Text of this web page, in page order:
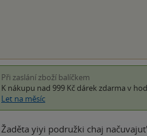
Při zaslání zboží balíčkem
K nákupu nad 999 Kč dárek zdarma v
Let na měsíc
yiyi podružki chaj